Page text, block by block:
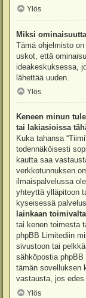
Ylös
Miksi
Tämä ohjelmisto
uskot, että
ideakeskuksessa ,
lähettää uuden.
Ylös
Keneen minun
tai lakiasioissa
Kuka tahansa
todennäköisesti
kautta saa
verkkotunnuksen
ilmaispalvelussa
yhteyttä ylläpitoon
kyseisessä
lainkaan
tai kenen toimesta
phpBB Limitediin
sivustoon tai
sähköpostia phpBB
tämän sovelluksen
vastausta, jos
Ylös